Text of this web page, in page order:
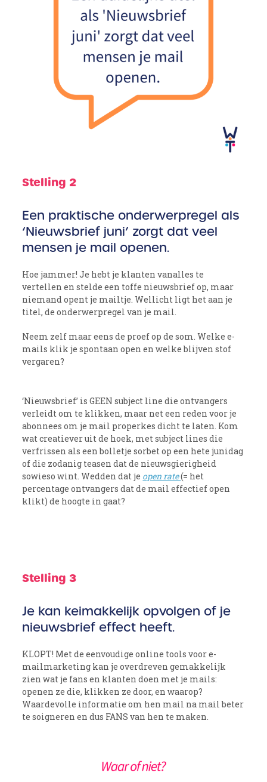
Stelling 2
Een praktische onderwerpregel als
‘Nieuwsbrief juni’ zorgt dat veel
mensen je mail openen.
Hoe jammer! Je hebt je klanten vanalles te
vertellen en stelde een toffe nieuwsbrief op, maar
niemand opent je mailtje. Wellicht ligt het aan je
titel, de onderwerpregel van je mail.
Neem zelf maar eens de proef op de som. Welke e-
mails klik je spontaan open en welke blijven stof
vergaren?
‘Nieuwsbrief’ is GEEN subject line die ontvangers
verleidt om te klikken, maar net een reden voor je
abonnees om je mail properkes dicht te laten. Kom
wat creatiever uit de hoek, met subject lines die
verfrissen als een bolletje sorbet op een hete junidag
of die zodanig teasen dat de nieuwsgierigheid
sowieso wint. Wedden dat je open rate(= het
percentage ontvangers dat de mail effectief open
klikt) de hoogte in gaat?
Stelling 3
Je kan keimakkelijk opvolgen of je
nieuwsbrief effect heeft.
KLOPT! Met de eenvoudige online tools voor e-
mailmarketing kan je overdreven gemakkelijk
zien wat je fans en klanten doen met je mails:
openen ze die, klikken ze door, en waarop?
Waardevolle informatie om hen mail na mail beter
te soigneren en dus FANS van hen te maken.